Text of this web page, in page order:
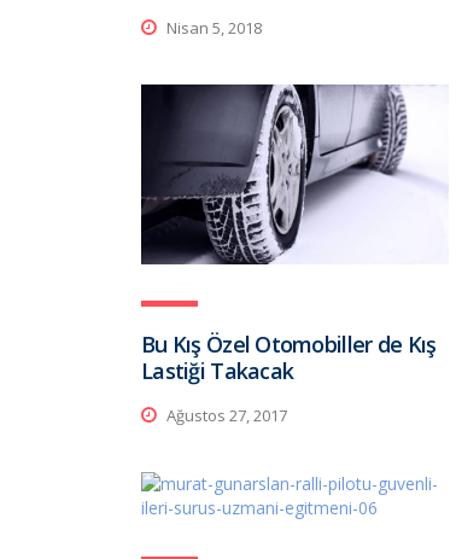
Nisan 5, 2018
Bu Kış Özel Otomobiller de Kış
Lastiği Takacak
Ağustos 27, 2017